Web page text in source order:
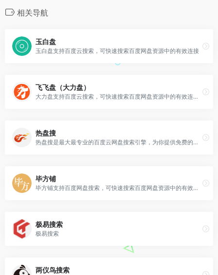
相关导航
玉白盘
玉白盘支持百度云搜索，可快速搜索百度网盘资源中的有效连接
飞飞盘（大力盘）
大力盘支持百度云搜索，可快速搜索百度网盘资源中的有效连接。已改为飞飞盘，并且网站已转型为封闭社区
热盘搜
热盘搜是最大最专业的百度云网盘搜索引擎，为你提供免费的网盘云搜索服务。
毕方铺
毕方铺支持百度网盘搜索，可快速搜索百度网盘资源中的有效连接。
极易搜索
极易搜索
两仪鸟搜索